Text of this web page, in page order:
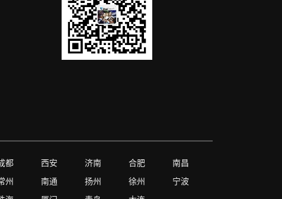
都 西安 济南 合肥
南昌
州 南通 扬州 徐州
宁波